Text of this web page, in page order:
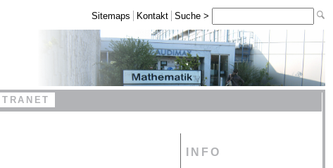
Sitemaps Kontakt Suche >
INFO